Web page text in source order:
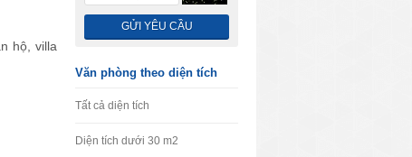
hộ, villa
Văn phòng theo diện tích
Tất cả diện tích
Diện tích dưới 30 m2